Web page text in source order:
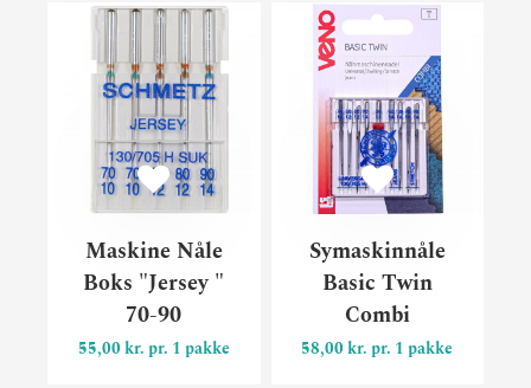
Maskine Nåle
Boks "Jersey "
70-90
55,00 kr. pr. 1 pakke
Maskine Nåle Boks "Jersey
Symaskinnåle
Basic Twin
Combi
58,00 kr. pr. 1 pakke